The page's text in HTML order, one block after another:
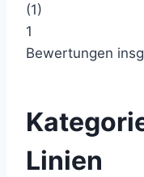
(1)
1
Bewertungen
Linien